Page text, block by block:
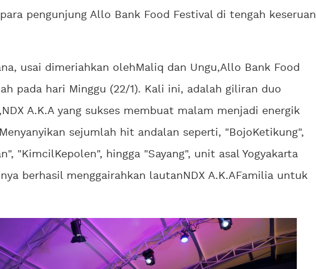
pengunjung Allo Bank Food Festival di tengah keseruan
usai dimeriahkan olehMaliq dan Ungu,Allo Bank Food
pada hari Minggu (22/1). Kali ini, adalah giliran duo
A.K.A yang sukses membuat malam menjadi energik
sejumlah hit andalan seperti, "BojoKetikung",
"KimcilKepolen", hingga "Sayang", unit asal Yogyakarta
berhasil menggairahkan lautanNDX A.K.AFamilia untuk